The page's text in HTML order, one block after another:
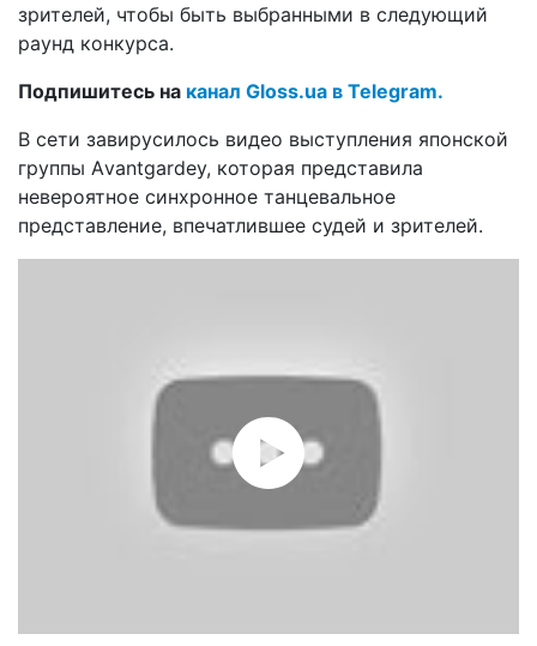
зрителей, чтобы быть выбранными в следующий
раунд конкурса.
Подпишитесь на канал Gloss.ua в Telegram.
В сети завирусилось видео выступления японской
группы Аvantgardey, которая представила
невероятное синхронное танцевальное
представление, впечатлившее судей и зрителей.